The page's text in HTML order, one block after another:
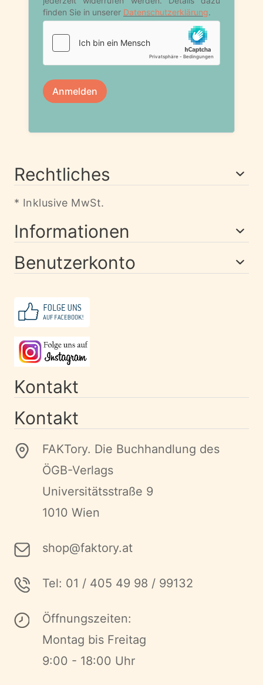
Rechtliches
* Inklusive MwSt.
Informationen
Benutzerkonto
Kontakt
Kontakt
FAKTory. Die Buchhandlung des
ÖGB-Verlags
Universitätsstraße 9
1010 Wien
shop@faktory.at
Tel: 01 / 405 49 98 / 99132
Öffnungszeiten:
Montag bis Freitag
9:00 - 18:00 Uhr